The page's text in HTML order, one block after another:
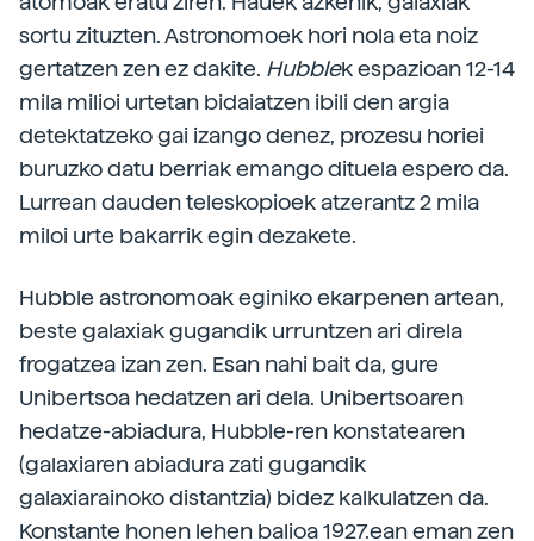
sortu zituzten. Astronomoek hori nola eta noiz
gertatzen zen ez dakite. Hubblek espazioan 12-14
mila milioi urtetan bidaiatzen ibili den argia
detektatzeko gai izango denez, prozesu horiei
buruzko datu berriak emango dituela espero da.
Lurrean dauden teleskopioek atzerantz 2 mila
miloi urte bakarrik egin dezakete.
Hubble astronomoak eginiko ekarpenen artean,
beste galaxiak gugandik urruntzen ari direla
frogatzea izan zen. Esan nahi bait da, gure
Unibertsoa hedatzen ari dela. Unibertsoaren
hedatze-abiadura, Hubble-ren konstatearen
(galaxiaren abiadura zati gugandik
galaxiarainoko distantzia) bidez kalkulatzen da.
Konstante honen lehen balioa 1927.ean eman zen